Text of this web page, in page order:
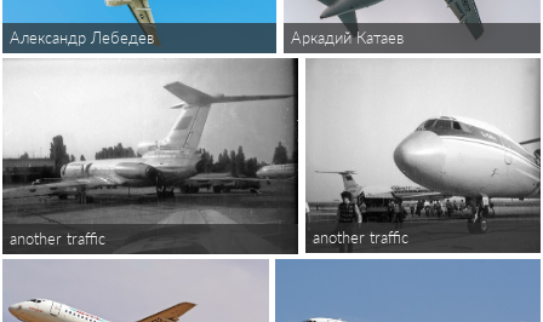
Александр Лебедев Аркадий Катаев
another traffic another traffic